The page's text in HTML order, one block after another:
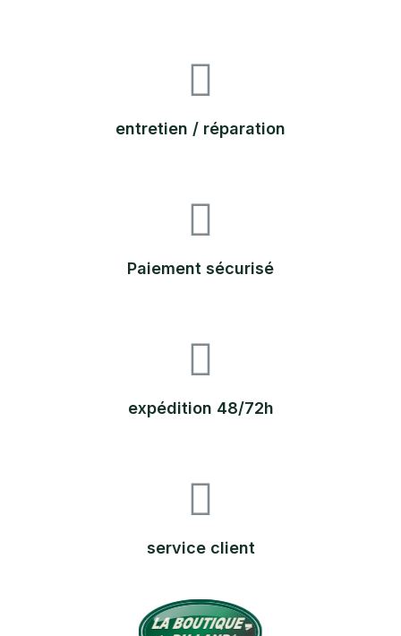
entretien / réparation
Paiement sécurisé
expédition 48/72h
service client